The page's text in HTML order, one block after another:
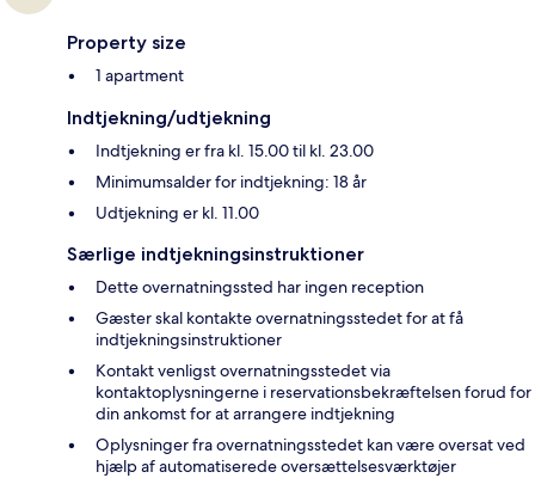
Property size
1 apartment
Indtjekning/udtjekning
Indtjekning er fra kl. 15.00 til kl. 23.00
Minimumsalder for indtjekning: 18 år
Udtjekning er kl. 11.00
Særlige indtjekningsinstruktioner
Dette overnatningssted har ingen reception
Gæster skal kontakte overnatningsstedet for at få
indtjekningsinstruktioner
Kontakt venligst overnatningsstedet via
kontaktoplysningerne i reservationsbekræftelsen forud for
din ankomst for at arrangere indtjekning
Oplysninger fra overnatningsstedet kan være oversat ved
hjælp af automatiserede oversættelsesværktøjer